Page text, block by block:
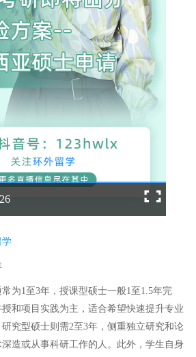
学
为1至3年，授课型硕士一般1至1.5年完
和项目实践为主，适合希望快速提升专业
究型硕士则需2至3年，侧重独立研究和论
造或从事科研工作的人。此外，学生自身